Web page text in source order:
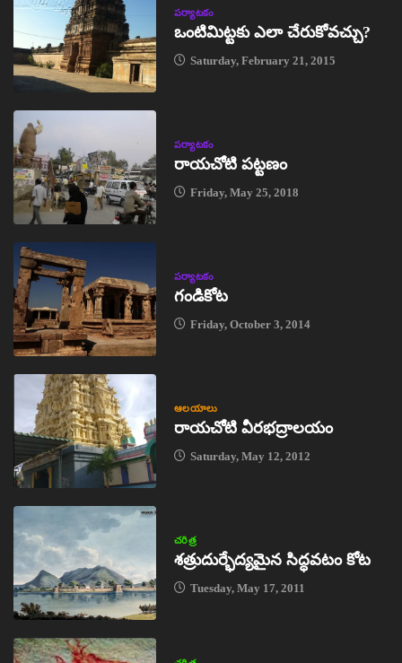
పర్యాటకం
ఒంటిమిట్టకు ఎలా చేరుకోవచ్చు?
Saturday, February 21, 2015
పర్యాటకం
రాయచోటి పట్టణం
Friday, May 25, 2018
పర్యాటకం
గండికోట
Friday, October 3, 2014
ఆలయాలు
రాయచోటి వీరభద్రాలయం
Saturday, May 12, 2012
చరిత్ర
శత్రుదుర్భేద్యమైన సిద్ధవటం కోట
Tuesday, May 17, 2011